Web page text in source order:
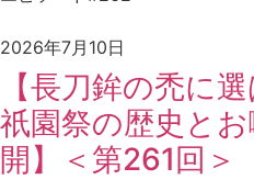
2026年7月10日
【長刀鉾の禿に
祇園祭の歴史と
開】＜第261回＞